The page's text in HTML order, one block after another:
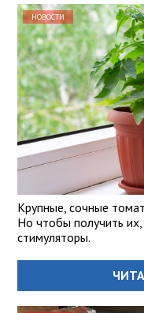
НОВОСТИ
Крупные, сочные
Но чтобы получить их,
стимуляторы.